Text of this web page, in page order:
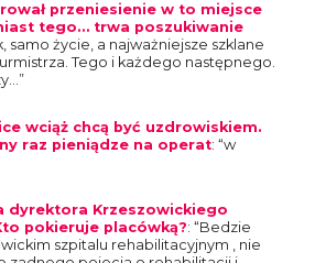
przeniesienie w to miejsce
tego… trwa poszukiwanie
samo życie, a najważniejsze szklane
Tego i każdego następnego.
”
wciąż chcą być uzdrowiskiem.
raz pieniądze na operat: “w
dyrektora Krzeszowickiego
pokieruje placówką?: “Bedzie
szpitalu rehabilitacyjnym , nie